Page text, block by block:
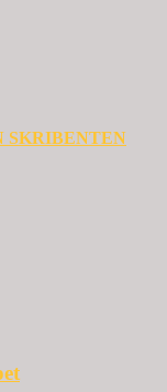
SKRIBENTEN